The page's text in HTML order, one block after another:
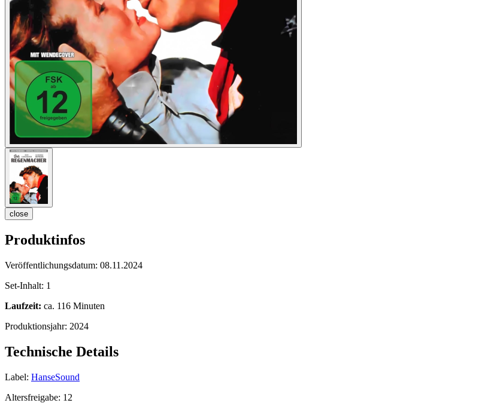
close
Produktinfos
Veröffentlichungsdatum: 08.11.2024
Set-Inhalt: 1
Laufzeit: ca. 116 Minuten
Produktionsjahr: 2024
Technische Details
Label: HanseSound
Altersfreigabe: 12